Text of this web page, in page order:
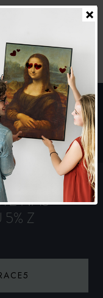
Slovensky
NÁŠ
Z
×